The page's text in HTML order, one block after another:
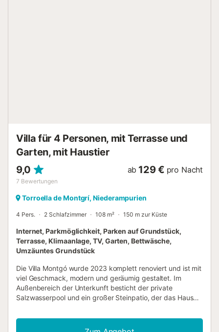
Villa für 4 Personen, mit Terrasse und
Garten, mit Haustier
9,0
7 Bewertungen
ab 129 € pro Nacht
Torroella de Montgrí, Niederampurien
4 Pers. 2 Schlafzimmer 108 m² 150 m zur Küste
Internet, Parkmöglichkeit, Parken auf Grundstück,
Terrasse, Klimaanlage, TV, Garten, Bettwäsche,
Umzäuntes Grundstück
Die Villa Montgó wurde 2023 komplett renoviert und ist mit
viel Geschmack, modern und geräumig gestaltet. Im
Außenbereich der Unterkunft besticht der private
Salzwasserpool und ein großer Steinpatio, der das Haus
angenehmen Aufenthalt. Hier können Kinder frei spielen,
während Sie am rustikal dekorierten Porch mit Freunden